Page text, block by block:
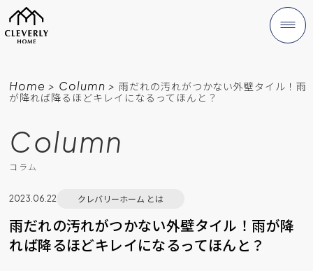
Home > Column > 雨だれの汚れがつかない外壁タイル！雨
が降れば降るほどキレイになるってほんと？
Column
コラム
2023.06.22 クレバリーホーム とは
雨だれの汚れがつかない外壁タイル！雨が降
れば降るほどキレイになるってほんと？